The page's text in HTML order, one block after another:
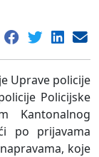
Uprave policije
Policijske
Kantonalnog
po prijavama
koje